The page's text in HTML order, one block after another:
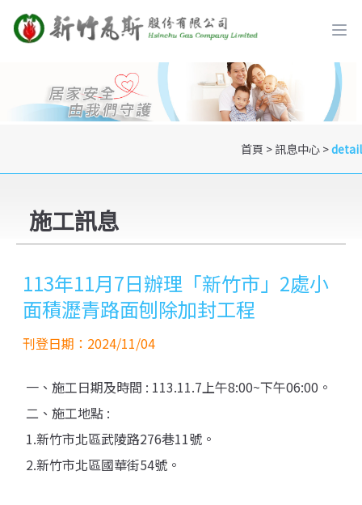
首頁 > 訊息中心 >detail
施工訊息
113年11月7日辦理「新竹市」2處小
面積瀝青路面刨除加封工程
刊登日期：2024/11/04
一、施工日期及時間 : 113.11.7上午8:00~下午06:00。
二、施工地點 :
1.新竹市北區武陵路276巷11號。
2.新竹市北區國華街54號。